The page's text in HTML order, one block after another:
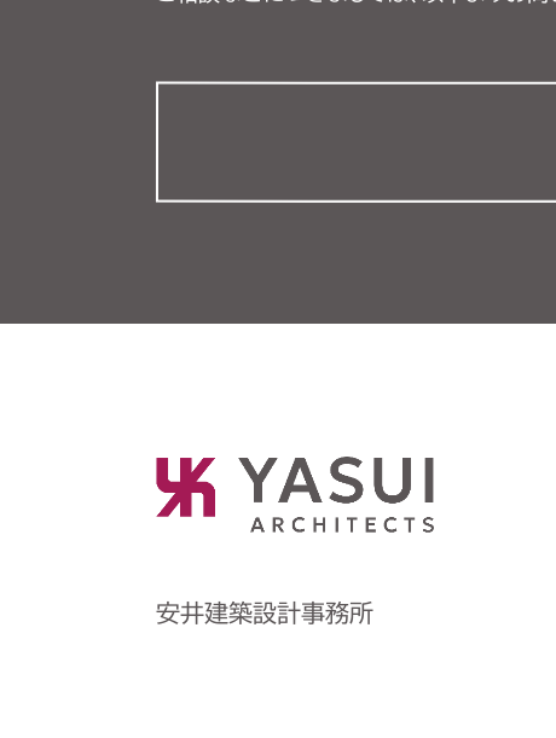
安井建築設計事務所